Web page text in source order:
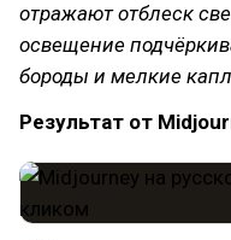
отражают отблеск
освещение
бороды и мелкие
Результат от